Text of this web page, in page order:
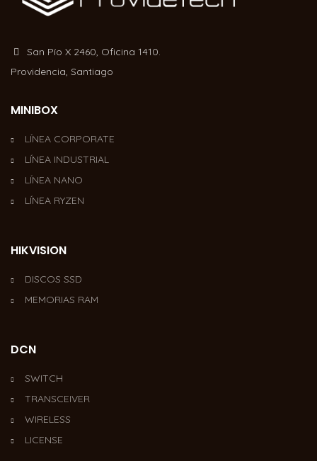
San Pío X 2460, Oficina 1410.
Providencia, Santiago
MINIBOX
LÍNEA CORPORATE
LÍNEA INDUSTRIAL
LÍNEA NANO
LÍNEA RYZEN
HIKVISION
DISCOS SSD
MEMORIAS RAM
DCN
SWITCH
TRANSCEIVER
WIRELESS
LICENSE